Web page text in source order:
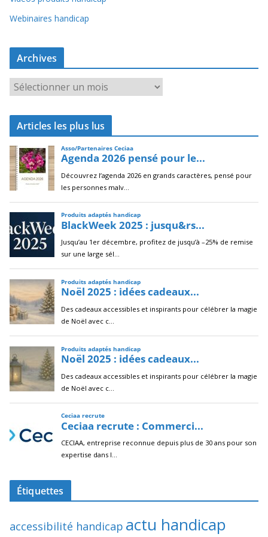
Webinaires handicap
Archives
r
c
i
v
e
s
Articles les plus lus
Étiquettes
accessibilité handicap actu handicap